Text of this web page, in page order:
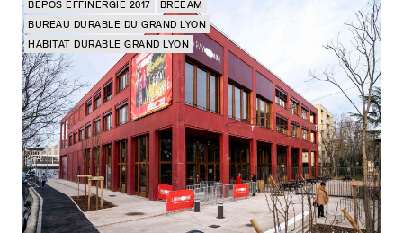
BEPOS EFFINERGIE 2017
BREEAM
BUREAU DURABLE DU GRAND LYON
HABITAT DURABLE GRAND LYON